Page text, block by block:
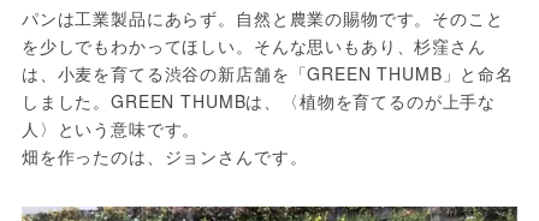
パンは工業製品にあらず。自然と農業の賜物です。そのこと
を少しでもわかってほしい。そんな思いもあり、杉窪さん
は、小麦を育てる渋谷の新店舗を「GREEN THUMB」と命名
しました。GREEN THUMBは、〈植物を育てるのが上手な
人〉という意味です。